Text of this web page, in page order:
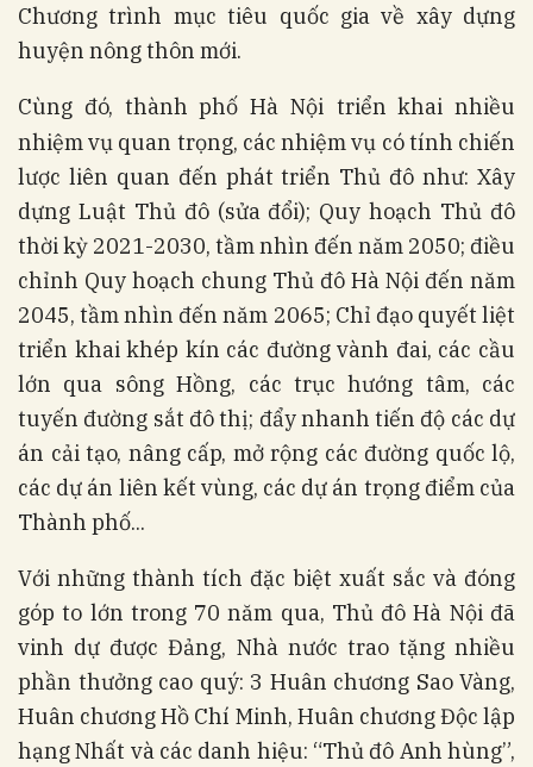
Chương trình mục tiêu quốc gia về xây dựng
huyện nông thôn mới.
Cùng đó, thành phố Hà Nội triển khai nhiều
nhiệm vụ quan trọng, các nhiệm vụ có tính chiến
lược liên quan đến phát triển Thủ đô như: Xây
dựng Luật Thủ đô (sửa đổi); Quy hoạch Thủ đô
thời kỳ 2021-2030, tầm nhìn đến năm 2050; điều
chỉnh Quy hoạch chung Thủ đô Hà Nội đến năm
2045, tầm nhìn đến năm 2065; Chỉ đạo quyết liệt
triển khai khép kín các đường vành đai, các cầu
lớn qua sông Hồng, các trục hướng tâm, các
tuyến đường sắt đô thị; đẩy nhanh tiến độ các dự
án cải tạo, nâng cấp, mở rộng các đường quốc lộ,
các dự án liên kết vùng, các dự án trọng điểm của
Thành phố...
Với những thành tích đặc biệt xuất sắc và đóng
góp to lớn trong 70 năm qua, Thủ đô Hà Nội đã
vinh dự được Đảng, Nhà nước trao tặng nhiều
phần thưởng cao quý: 3 Huân chương Sao Vàng,
Huân chương Hồ Chí Minh, Huân chương Độc lập
hạng Nhất và các danh hiệu: “Thủ đô Anh hùng”,